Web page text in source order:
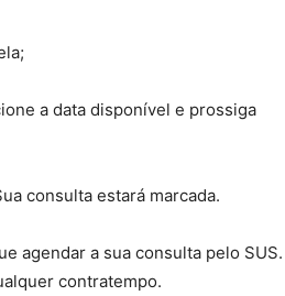
a data disponível e prossiga
consulta estará marcada.
agendar a sua consulta pelo SUS.
contratempo.